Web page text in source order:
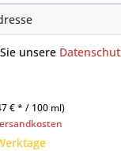
unsere
€ * / 100 ml)